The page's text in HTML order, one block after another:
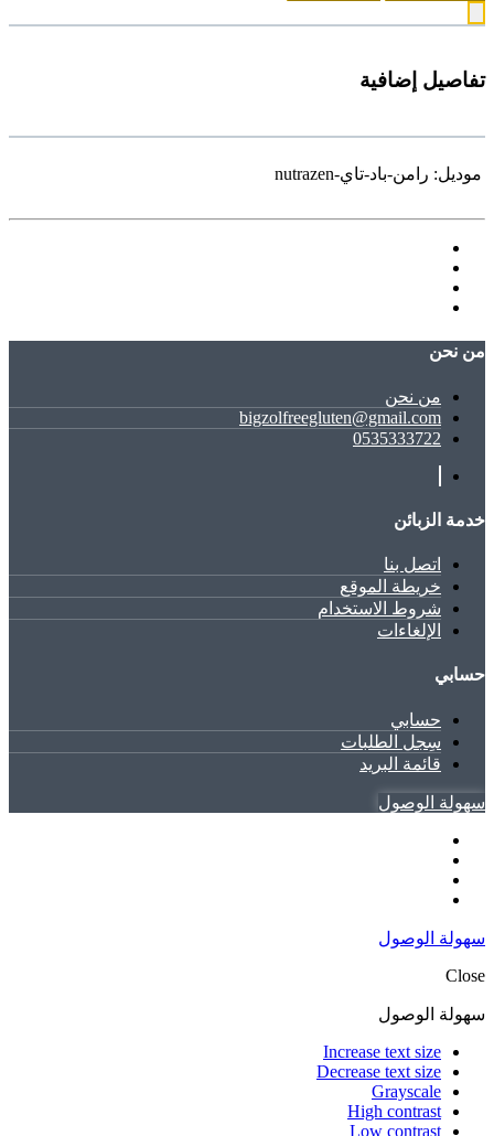
تفاصيل إضافية
موديل: رامن-باد-تاي-nutrazen
ﻣﻦ ﻧﺤﻦ
ﻣﻦ ﻧﺤﻦ
bigzolfreegluten@gmail.com
0535333722
خدمة الزبائن
اتصل بنا
خريطة الموقع
شروط الاستخدام
الإلغاءات
حسابي
حسابي
سِجل الطلبات
قائمة البريد
سهولة الوصول
سهولة الوصول
Close
سهولة الوصول
Increase text size
Decrease text size
Grayscale
High contrast
Low contrast